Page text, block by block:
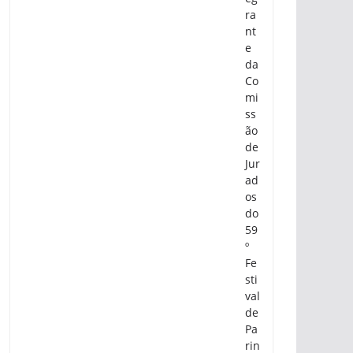
ra
nt
e
da
Co
mi
ss
ão
de
Jur
ad
os
do
59
º
Fe
sti
val
de
Pa
rin